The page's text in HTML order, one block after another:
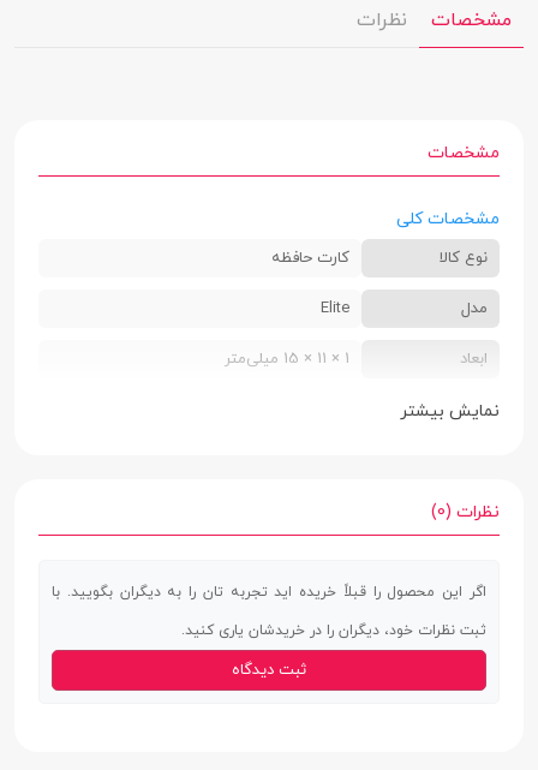
مشخصات نظرات
مشخصات
مشخصات کلی
نوع کالا کارت حافظه
مدل Elite
ابعاد 1 × 11 × 15 میلی‌متر
وزن
کلاس سرعت
UHS
سرعت خواندن
اطلاعات
75 مگابایت بر ثانیه
نمایش بیشتر
نظرات (0)
اگر این محصول را قبلاً خریده اید تجربه تان را به دیگران بگویید. با
ثبت نظرات خود، دیگران را در خریدشان یاری کنید.
ثبت دیدگاه